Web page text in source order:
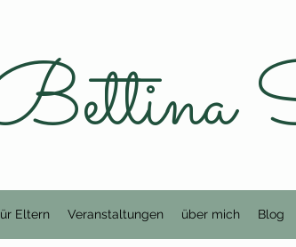
Eltern Veranstaltungen über mich Blog